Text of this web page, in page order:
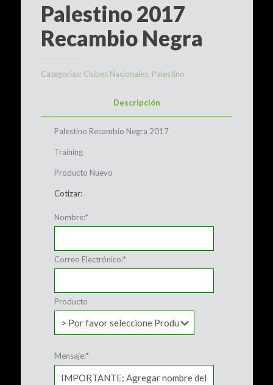
Palestino 2017
Recambio Negra
Categorías: Clubes Nacionales, Palestino
Descripción
Palestino Recambio Negra 2017
Training
Producto Nuevo
Cotizar:
Nombre:*
Correo Electrónico:*
Producto
Mensaje:*